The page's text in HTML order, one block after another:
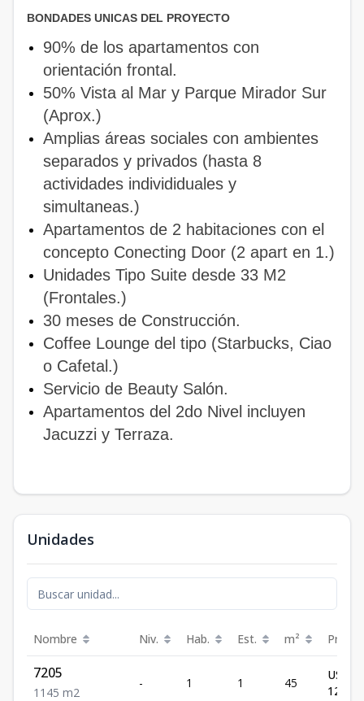
BONDADES UNICAS DEL PROYECTO
90% de los apartamentos con
orientación frontal.
50% Vista al Mar y Parque Mirador Sur
(Aprox.)
Amplias áreas sociales con ambientes
separados y privados (hasta 8
actividades individiduales y
simultaneas.)
Apartamentos de 2 habitaciones con el
concepto Conecting Door (2 apart en 1.)
Unidades Tipo Suite desde 33 M2
(Frontales.)
30 meses de Construcción.
Coffee Lounge del tipo (Starbucks, Ciao
o Cafetal.)
Servicio de Beauty Salón.
Apartamentos del 2do Nivel incluyen
Jacuzzi y Terraza.
Unidades
Nombre Niv. Hab. Est. m² Precio
7205
1 1 45 m2
- 1 1 45
US$